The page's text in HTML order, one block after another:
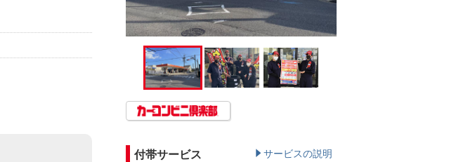
付帯サービス サービスの説明